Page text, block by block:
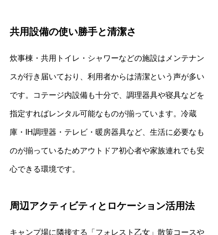
共用設備の使い勝手と清潔さ
炊事棟・共用トイレ・シャワーなどの施設はメンテナン
スが行き届いており、利用者からは清潔という声が多い
です。コテージ内設備も十分で、調理器具や寝具などを
指定すればレンタル可能なものが揃っています。冷蔵
庫・IH調理器・テレビ・暖房器具など、生活に必要なも
のが揃っているためアウトドア初心者や家族連れでも安
心できる環境です。
周辺アクティビティとロケーション活用法
キャンプ場に隣接する「フォレスト乙女」散策コースや